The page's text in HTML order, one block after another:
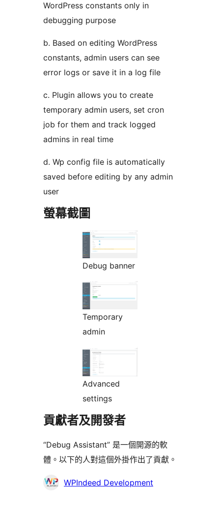
WordPress constants only in
debugging purpose
b. Based on editing WordPress
constants, admin users can see
error logs or save it in a log file
c. Plugin allows you to create
temporary admin users, set cron
job for them and track logged
admins in real time
d. Wp config file is automatically
saved before editing by any admin
user
螢幕截圖
Debug banner
Temporary
admin
Advanced
settings
貢獻者及開發者
“Debug Assistant” 是一個開源的軟
體。以下的人對這個外掛作出了貢獻。
貢
WPIndeed Development